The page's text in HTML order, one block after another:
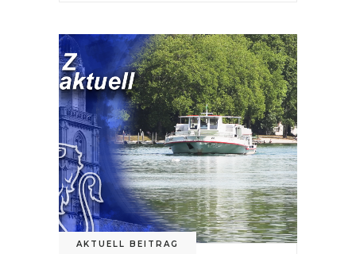
AKTUELL BEITRAG